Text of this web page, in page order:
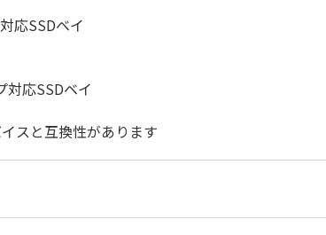
応SSDベイ
対応SSDベイ
スと互換性があります